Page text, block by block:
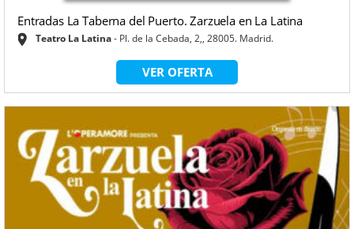
Entradas La Taberna del Puerto. Zarzuela en La Latina
Teatro La Latina Pl. de la Cebada, 2,, 28005. Madrid.
VER OFERTA